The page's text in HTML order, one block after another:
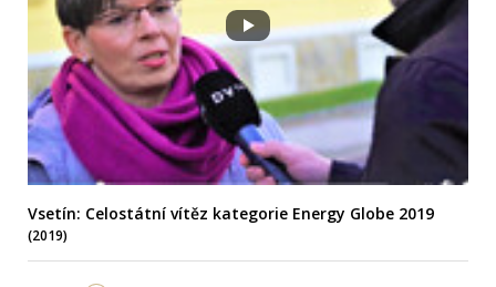
Vsetín: Celostátní vítěz kategorie Energy Globe 2019
(2019)